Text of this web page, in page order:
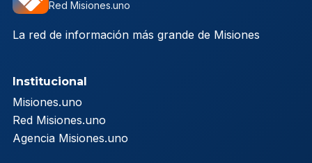
Red Misiones.uno
La red de información más grande de Misiones
Institucional
Misiones.uno
Red Misiones.uno
Agencia Misiones.uno